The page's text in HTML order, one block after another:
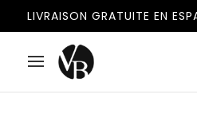
LIVRAISON GRATUITE EN